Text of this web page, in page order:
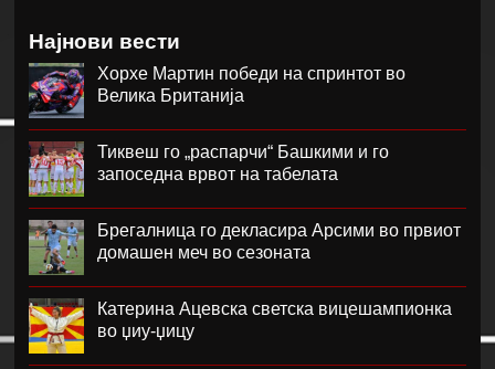
Најнови вести
Хорхе Мартин победи на спринтот во
Велика Британија
Тиквеш го „распарчи“ Башкими и го
запоседна врвот на табелата
Брегалница го декласира Арсими во првиот
домашен меч во сезоната
Катерина Ацевска светска вицешампионка
во џиу-џицу